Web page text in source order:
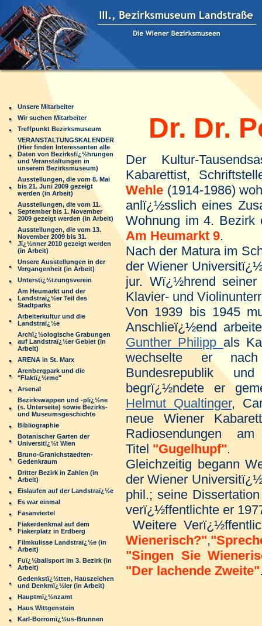
Unsere Mitarbeiter
Wir suchen Mitarbeiter
Treffpunkt Bezirksmuseum
VERANSTALTUNGSKALENDER
(Hier finden Interessenten alle
Daten von Bezirksfï¿½hrungen
und Veranstaltungen in
unserem Bezirksmuseum)
Ausstellungen, die vom 8. Mai
bis 21. Juni 2009 gezeigt
werden (in Arbeit)
Ausstellungen, die vom 11.
September bis 1. November
2009 gezeigt werden (in Arbeit)
Ausstellungen, die vom 13.
November 2009 bis 31.
Jï¿½nner 2010 gezeigt werden
(in Arbeit)
Unsere Ausstellungen in der
Vergangenheit (in Arbeit)
Unterstï¿½tzungsverein
Am Heumarkt und der
Landstraï¿½er Teil des
Stadtparks
Arbeiterkultur und die
Landstraï¿½e
Archï¿½ologische Grabungen
auf Landstraï¿½er Gebiet (in
Arbeit)
ARENA in St. Marx
Arenbergpark und die
"Flaktï¿½rme"
Arsenal
Bezirkswappen und -plï¿½ne
(s. Unterseite) sowie Bezirks-
und Museumsgeschichte
Bibliographie
Botanischer Garten der
Universitï¿½t Wien
Bruno-Granichstaedten-
Gedenkraum
Dritter Bezirk in Zahlen (in
Arbeit)
Eislaufen auf der Landstraï¿½e
Es war einmal
Fasanviertel
Fiakerdenkmal auf dem
Fiakerplatz in Erdberg
Filmkulisse Landstraï¿½e (in
Arbeit)
Fuï¿½ballsport im 3. Bezirk (in
Arbeit)
Gedenkstï¿½tten, Hauszeichen
und Denkmï¿½ler (in Arbeit)
Hauptmï¿½nzamt
Haus Wittgenstein
Karl-Borromï¿½us-Brunnen
Dr. Dr.
Der Kultur-
Kabarettist,
Wehle (1914-1986)
anlï¿½sslich eines
Wohnung im 4.
Am Heumarkt 9.
Nach der Matura im
der Wiener
jur. Wï¿½hrend
Klavier- und
Von 1939 bis 1945
Anschlieï¿½end
Gunther Philipp als
wechselte er
Bundesrepublik
begrï¿½ndete er
Helmut Qualtinger,
neue Wiener
Radiosendungen
Titel "Gugelhupf".
Gleichzeitig begann
der Wiener
phil.; seine
verï¿½ffentlichte er
Weitere
Wienerisch?","
"Singen Sie
"Der lachende Zweite"